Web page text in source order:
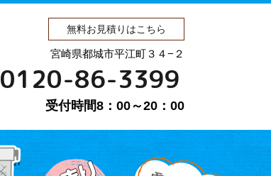
無料お見積りはこちら
宮崎県都城市平江町３４−２
0120-86-3399
受付時間8：00～20：00